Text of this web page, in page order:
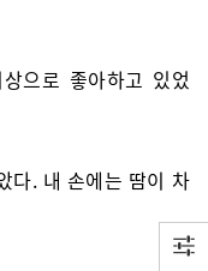
으로 좋아하고 있었
다. 내 손에는 땀이 차